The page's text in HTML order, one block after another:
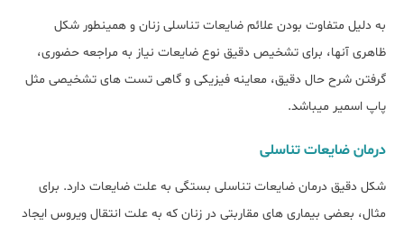
به دلیل متفاوت بودن علائم ضایعات تناسلی زنان و همینطور شکل
ظاهری آنها، برای تشخیص دقیق نوع ضایعات نیاز به مراجعه حضوری،
گرفتن شرح حال دقیق، معاینه فیزیکی و گاهی تست های تشخیصی مثل
پاپ اسمیر میباشد.
درمان ضایعات تناسلی
شکل دقیق درمان ضایعات تناسلی بستگی به علت ضایعات دارد. برای
مثال، بعضی بیماری های مقاربتی در زنان که به علت انتقال ویروس ایجاد